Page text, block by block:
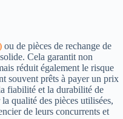
ou de pièces de rechange de
Cela garantit non
réduit également le risque
souvent prêts à payer un prix
fiabilité et la durabilité de
qualité des pièces utilisées,
de leurs concurrents et